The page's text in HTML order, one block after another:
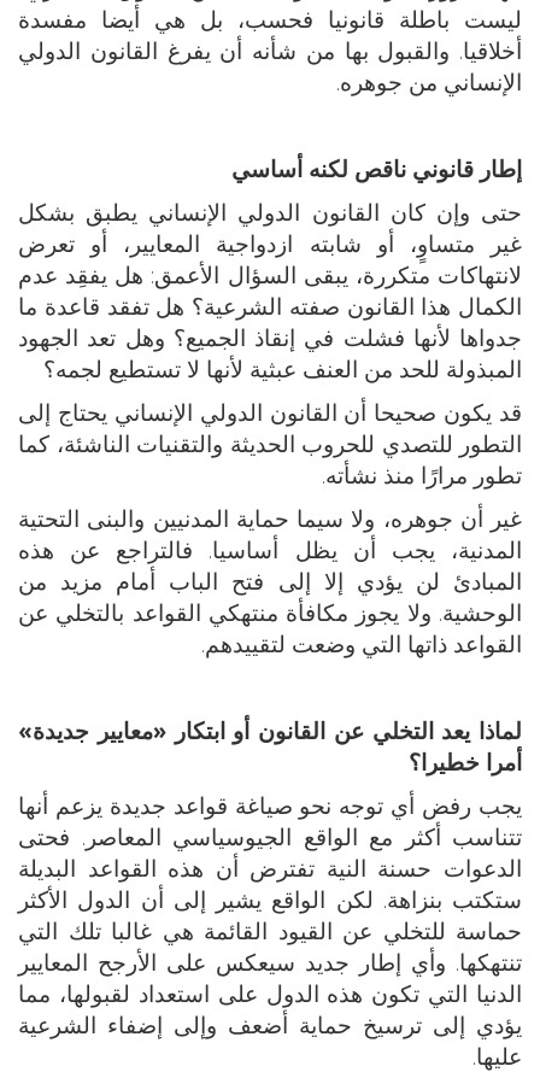
ليست باطلة قانونيا فحسب، بل هي أيضا مفسدة
أخلاقيا. والقبول بها من شأنه أن يفرغ القانون الدولي
الإنساني من جوهره.
إطار قانوني ناقص لكنه أساسي
حتى وإن كان القانون الدولي الإنساني يطبق بشكل
غير متساوٍ، أو شابته ازدواجية المعايير، أو تعرض
لانتهاكات متكررة، يبقى السؤال الأعمق: هل يفقِد عدم
الكمال هذا القانون صفته الشرعية؟ هل تفقد قاعدة ما
جدواها لأنها فشلت في إنقاذ الجميع؟ وهل تعد الجهود
المبذولة للحد من العنف عبثية لأنها لا تستطيع لجمه؟
قد يكون صحيحا أن القانون الدولي الإنساني يحتاج إلى
التطور للتصدي للحروب الحديثة والتقنيات الناشئة، كما
تطور مرارًا منذ نشأته.
غير أن جوهره، ولا سيما حماية المدنيين والبنى التحتية
المدنية، يجب أن يظل أساسيا. فالتراجع عن هذه
المبادئ لن يؤدي إلا إلى فتح الباب أمام مزيد من
الوحشية. ولا يجوز مكافأة منتهكي القواعد بالتخلي عن
القواعد ذاتها التي وضعت لتقييدهم.
لماذا يعد التخلي عن القانون أو ابتكار «معايير جديدة»
أمرا خطيرا؟
يجب رفض أي توجه نحو صياغة قواعد جديدة يزعم أنها
تتناسب أكثر مع الواقع الجيوسياسي المعاصر. فحتى
الدعوات حسنة النية تفترض أن هذه القواعد البديلة
ستكتب بنزاهة. لكن الواقع يشير إلى أن الدول الأكثر
حماسة للتخلي عن القيود القائمة هي غالبا تلك التي
تنتهكها. وأي إطار جديد سيعكس على الأرجح المعايير
الدنيا التي تكون هذه الدول على استعداد لقبولها، مما
يؤدي إلى ترسيخ حماية أضعف وإلى إضفاء الشرعية
عليها.